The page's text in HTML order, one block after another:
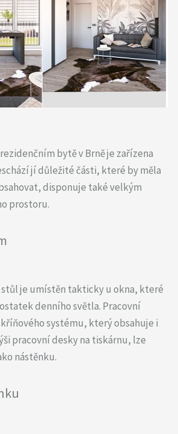
bytě v Brně je zařízena
jí důležité části, které by měla
disponuje také velkým
prostoru.
je umístěn takticky u okna, které
denního světla. Pracovní
systému, který obsahuje i
pracovní desky na tiskárnu, lze
nástěnku.